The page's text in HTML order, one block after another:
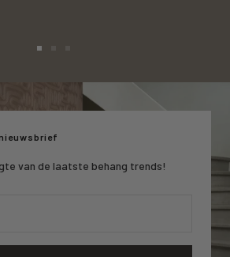
1
2
slide
3
van de laatste behang trends!